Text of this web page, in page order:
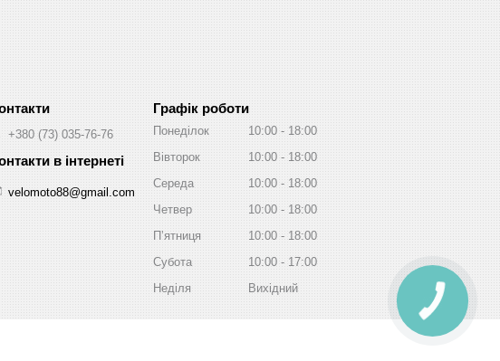
+380 (73) 035-76-76
velomoto88@gmail.com
Графік роботи
Понеділок 10:00
18:00
Вівторок
10:00
18:00
Середа
10:00
18:00
Четвер
10:00
18:00
Пʼятниця
10:00
18:00
Субота
10:00
17:00
Неділя
Вихідний